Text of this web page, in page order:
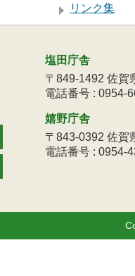
リンク集
塩田庁舎
〒849-1492 佐賀
電話番号 : 0954-
嬉野庁舎
〒843-0392 佐賀
電話番号 : 0954-